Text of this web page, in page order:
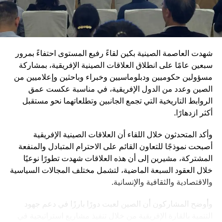
مكافحة الفساد داخل المؤسسة العسكرية
تعزيز ما تسميه “الولاء المطلق للحزب” داخل القوات
المسلحة
ويأتي هذا التوجه في إطار رؤية طويلة الأمد تهدف إلى جعل
الجيش الصيني في مصاف “الجيوش العالمية من الطراز الأول”.
وفي المقابل، تؤكد القيادة الصينية أنها لا تسعى إلى الهيمنة، بل
إلى تعزيز التنمية المشتركة وبناء نظام دولي أكثر توازناً.
ثورية صغيرة إلى قيادة دولة عظمى. وفي ظل هذا التحول، يبدو
أن الصين ماضية في ربط مستقبلها السياسي بالتحديث الشامل،
الذي يشمل الاقتصاد والتكنولوجيا والدفاع، باعتبارها ركائز
أساسية لمكانتها في القرن الحادي والعشرين.
شهدت العاصمة الصينية بكين لقاءً رفيع المستوى احتفاءً بمرور
سبعين عامًا على انطلاق العلاقات الصينية الإفريقية، بمشاركة
مسؤولين حكوميين ودبلوماسيين وخبراء وباحثين وإعلاميين من
الصين وعدد من الدول الإفريقية، في مناسبة عكست عمق
الروابط التاريخية التي تجمع الجانبين وتطلعاتهما نحو مستقبل
أكثر ازدهارًا.
وأكد المتحدثون خلال اللقاء أن العلاقات الصينية الإفريقية
أصبحت نموذجًا للتعاون القائم على الاحترام المتبادل والمنفعة
المشتركة، مشيرين إلى أن هذه العلاقات شهدت تطورًا نوعيًا
خلال العقود السبعة الماضية، لتشمل مختلف المجالات السياسية
والاقتصادية والثقافية والإنسانية.
وأوضح المشاركون أن الصين لعبت دورًا بارزًا في دعم جهود